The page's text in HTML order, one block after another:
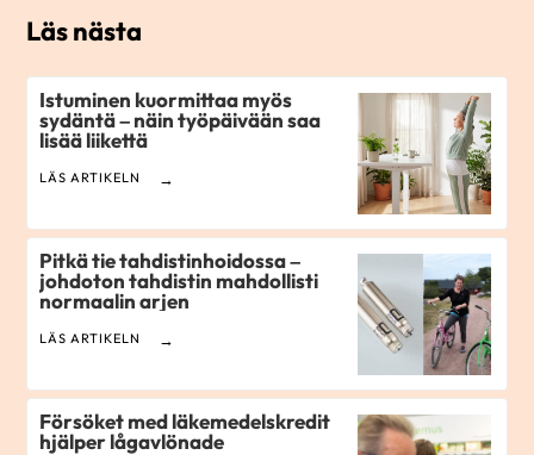
Läs nästa
Istuminen kuormittaa myös
sydäntä – näin työpäivään saa
lisää liikettä
LÄS ARTIKELN
Pitkä tie tahdistinhoidossa –
johdoton tahdistin mahdollisti
normaalin arjen
LÄS ARTIKELN
Försöket med läkemedelskredit
hjälper lågavlönade